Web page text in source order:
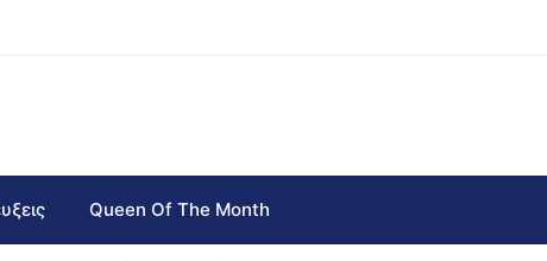
Queen Of The Month